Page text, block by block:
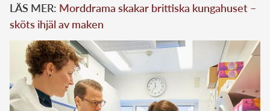
LÄS MER: Morddrama skakar brittiska kungahuset –
sköts ihjäl av maken